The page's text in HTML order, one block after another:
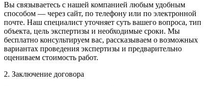
Вы связываетесь с нашей компанией любым удобным
способом — через сайт, по телефону или по электронной
почте. Наш специалист уточняет суть вашего вопроса, тип
объекта, цель экспертизы и необходимые сроки. Мы
бесплатно консультируем вас, рассказываем о возможных
вариантах проведения экспертизы и предварительно
оцениваем стоимость работ.
2. Заключение договора